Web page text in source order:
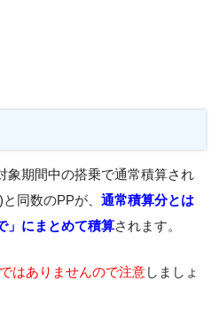
象期間中の搭乗で通常積算され
同数のPPが、 通常積算分とは
」にまとめて積算されます。
はありませんので注意しましょ